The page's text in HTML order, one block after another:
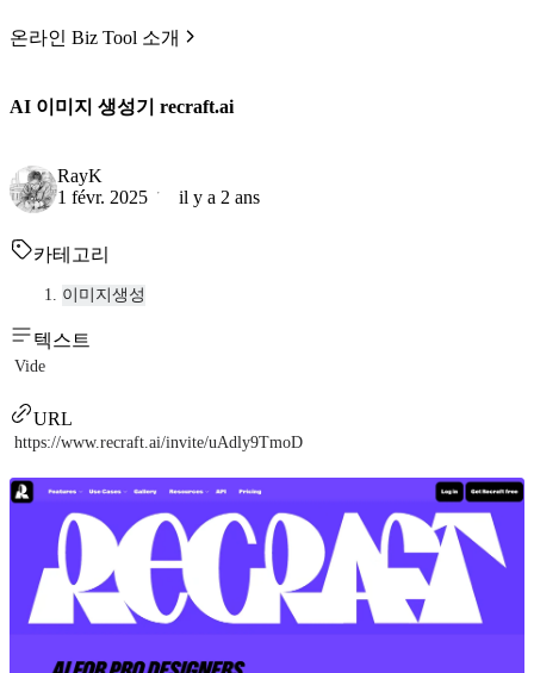
온라인 Biz Tool 소개
AI 이미지 생성기 recraft.ai
RayK
1 févr. 2025
il y a 2 ans
카테고리
이미지생성
텍스트
Vide
URL
https://www.recraft.ai/invite/uAdly9TmoD